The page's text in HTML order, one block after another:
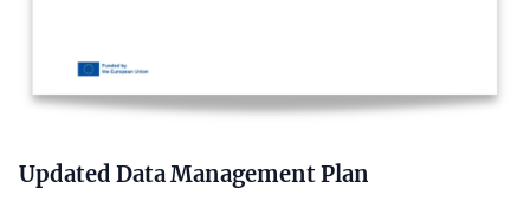
Text
Updated Data Management Plan